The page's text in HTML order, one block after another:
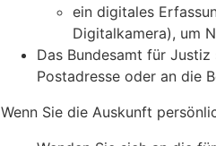
ein digitales
Digitalkamera), um
Das Bundesamt für
Postadresse oder an die
Wenn Sie die Auskunft